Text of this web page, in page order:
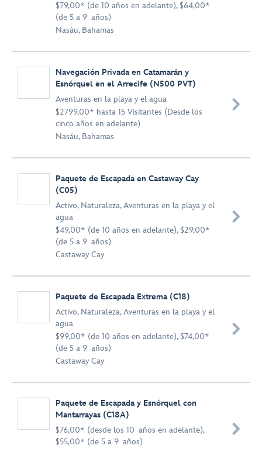
$79,00* (de 10 años en adelante), $64,00*
(de 5 a 9 años)
Nasáu, Bahamas
Navegación Privada en Catamarán y
Esnórquel en el Arrecife (N500 PVT)
Aventuras en la playa y el agua
$2799,00* hasta 15 Visitantes (Desde los
cinco años en adelante)
Nasáu, Bahamas

Paquete de Escapada en Castaway Cay
(C05)
Activo, Naturaleza,Aventuras en la playa y el
agua
$49,00* (de 10 años en adelante), $29,00*
(de 5 a 9 años)
Castaway Cay

Paquete de Escapada Extrema (C18)
Activo, Naturaleza,Aventuras en la playa y el
agua
$99,00* (de 10 años en adelante), $74,00*
(de 5 a 9 años)
Castaway Cay

Paquete de Escapada y Esnórquel con
Mantarrayas (C18A)
$76,00* (desde los 10 años en adelante),
$55,00* (de 5 a 9 años)
